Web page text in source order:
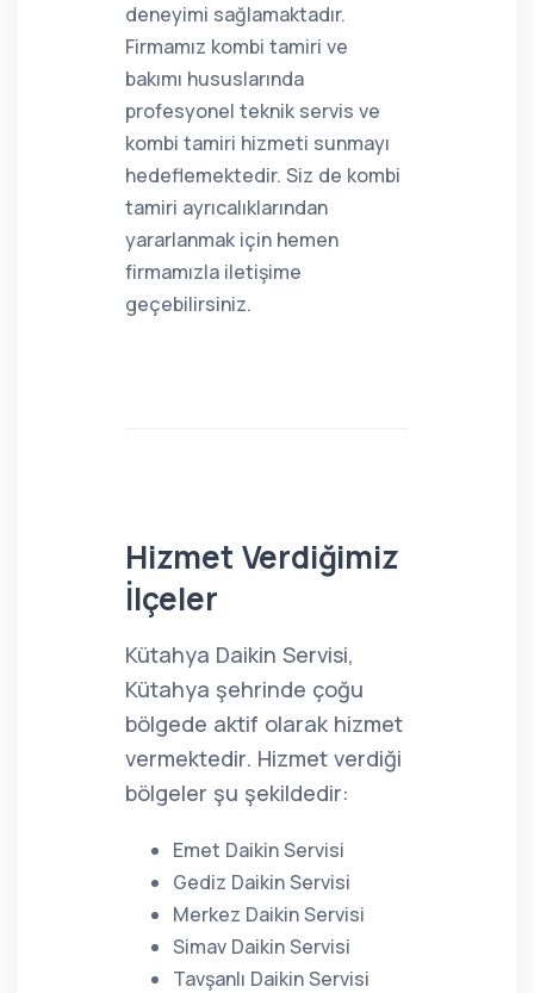
deneyimi sağlamaktadır.
Firmamız kombi tamiri ve
bakımı hususlarında
profesyonel teknik servis ve
kombi tamiri hizmeti sunmayı
hedeflemektedir. Siz de kombi
tamiri ayrıcalıklarından
yararlanmak için hemen
firmamızla iletişime
geçebilirsiniz.
Hizmet Verdiğimiz
İlçeler
Kütahya Daikin Servisi,
Kütahya şehrinde çoğu
bölgede aktif olarak hizmet
vermektedir. Hizmet verdiği
bölgeler şu şekildedir:
Emet Daikin Servisi
Gediz Daikin Servisi
Merkez Daikin Servisi
Simav Daikin Servisi
Tavşanlı Daikin Servisi